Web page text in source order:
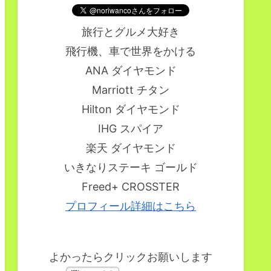
旅行とグルメ大好き
飛行機、車で世界をかける
ANA ダイヤモンド
Marriott チタン
Hilton ダイヤモンド
IHG スパイア
楽天 ダイヤモンド
いきなりステーキ ゴールド
Freed+ CROSSTER
プロフィール詳細はこちら
よかったらクリックお願いします